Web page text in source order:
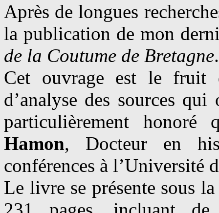
Après de longues
la publication de mon
de la Coutume de Bretagne.
Cet ouvrage est le fruit
d’analyse des sources
particulièrement
Hamon, Docteur en
conférences à l’Université
Le livre se présente sous